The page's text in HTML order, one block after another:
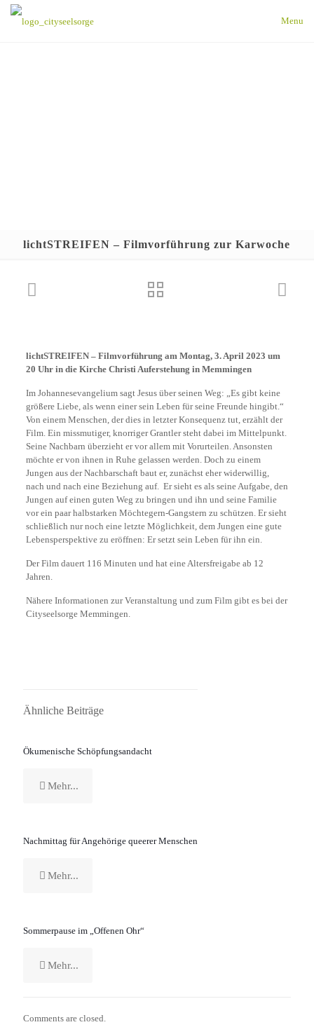
Menu
lichtSTREIFEN – Filmvorführung zur Karwoche
lichtSTREIFEN – Filmvorführung am Montag, 3. April 2023 um
20 Uhr in die Kirche Christi Auferstehung in Memmingen
Im Johannesevangelium sagt Jesus über seinen Weg: „Es gibt keine
größere Liebe, als wenn einer sein Leben für seine Freunde hingibt.“
Von einem Menschen, der dies in letzter Konsequenz tut, erzählt der
Film. Ein missmutiger, knorriger Grantler steht dabei im Mittelpunkt.
Seine Nachbarn überzieht er vor allem mit Vorurteilen. Ansonsten
möchte er von ihnen in Ruhe gelassen werden. Doch zu einem
Jungen aus der Nachbarschaft baut er, zunächst eher widerwillig,
nach und nach eine Beziehung auf. Er sieht es als seine Aufgabe, den
Jungen auf einen guten Weg zu bringen und ihn und seine Familie
vor ein paar halbstarken Möchtegern-Gangstern zu schützen. Er sieht
schließlich nur noch eine letzte Möglichkeit, dem Jungen eine gute
Lebensperspektive zu eröffnen: Er setzt sein Leben für ihn ein.
Der Film dauert 116 Minuten und hat eine Altersfreigabe ab 12
Jahren.
Nähere Informationen zur Veranstaltung und zum Film gibt es bei der
Cityseelsorge Memmingen.
Ähnliche Beiträge
Ökumenische Schöpfungsandacht
Mehr...
Nachmittag für Angehörige queerer Menschen
Mehr...
Sommerpause im „Offenen Ohr“
Mehr...
Comments are closed.